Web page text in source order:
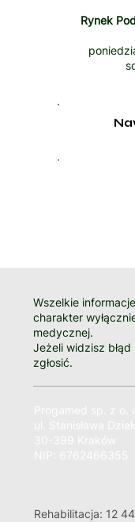
Rynek
Wszelkie
charakter
medycznej.
Jeżeli widzisz
zgłosić.
Rehabilitacja: 12